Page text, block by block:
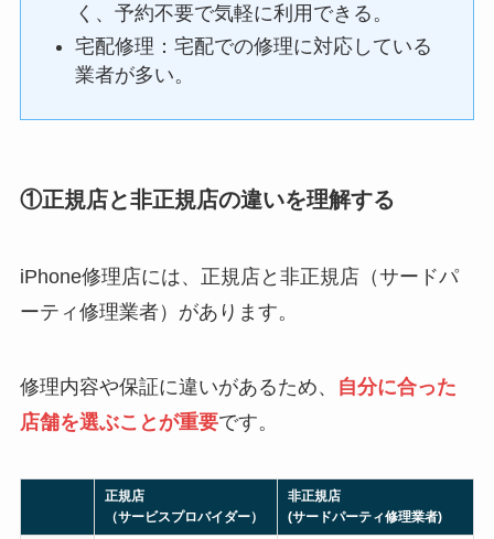
く、予約不要で気軽に利用できる。
宅配修理：宅配での修理に対応している
業者が多い。
①正規店と非正規店の違いを理解する
iPhone修理店には、正規店と非正規店（サードパ
ーティ修理業者）があります。
修理内容や保証に違いがあるため、
自分に合った
店舗を選ぶことが重要です。
正規店
（サービスプロバイダー）
非正規店
(サードパーティ修理業者)